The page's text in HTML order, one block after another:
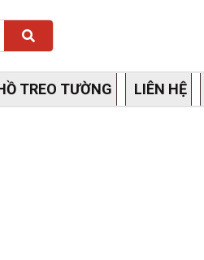
Search
TREO TƯỜNG LIÊN HỆ